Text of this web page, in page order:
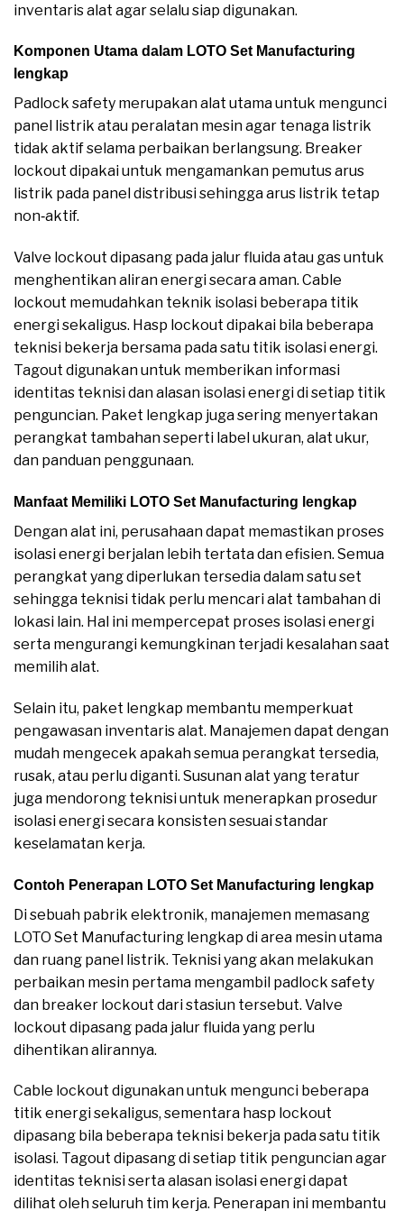
inventaris alat agar selalu siap digunakan.
Komponen Utama dalam LOTO Set Manufacturing
lengkap
Padlock safety merupakan alat utama untuk mengunci
panel listrik atau peralatan mesin agar tenaga listrik
tidak aktif selama perbaikan berlangsung. Breaker
lockout dipakai untuk mengamankan pemutus arus
listrik pada panel distribusi sehingga arus listrik tetap
non‑aktif.
Valve lockout dipasang pada jalur fluida atau gas untuk
menghentikan aliran energi secara aman. Cable
lockout memudahkan teknik isolasi beberapa titik
energi sekaligus. Hasp lockout dipakai bila beberapa
teknisi bekerja bersama pada satu titik isolasi energi.
Tagout digunakan untuk memberikan informasi
identitas teknisi dan alasan isolasi energi di setiap titik
penguncian. Paket lengkap juga sering menyertakan
perangkat tambahan seperti label ukuran, alat ukur,
dan panduan penggunaan.
Manfaat Memiliki LOTO Set Manufacturing lengkap
Dengan alat ini, perusahaan dapat memastikan proses
isolasi energi berjalan lebih tertata dan efisien. Semua
perangkat yang diperlukan tersedia dalam satu set
sehingga teknisi tidak perlu mencari alat tambahan di
lokasi lain. Hal ini mempercepat proses isolasi energi
serta mengurangi kemungkinan terjadi kesalahan saat
memilih alat.
Selain itu, paket lengkap membantu memperkuat
pengawasan inventaris alat. Manajemen dapat dengan
mudah mengecek apakah semua perangkat tersedia,
rusak, atau perlu diganti. Susunan alat yang teratur
juga mendorong teknisi untuk menerapkan prosedur
isolasi energi secara konsisten sesuai standar
keselamatan kerja.
Contoh Penerapan LOTO Set Manufacturing lengkap
Di sebuah pabrik elektronik, manajemen memasang
LOTO Set Manufacturing lengkap di area mesin utama
dan ruang panel listrik. Teknisi yang akan melakukan
perbaikan mesin pertama mengambil padlock safety
dan breaker lockout dari stasiun tersebut. Valve
lockout dipasang pada jalur fluida yang perlu
dihentikan alirannya.
Cable lockout digunakan untuk mengunci beberapa
titik energi sekaligus, sementara hasp lockout
dipasang bila beberapa teknisi bekerja pada satu titik
isolasi. Tagout dipasang di setiap titik penguncian agar
identitas teknisi serta alasan isolasi energi dapat
dilihat oleh seluruh tim kerja. Penerapan ini membantu